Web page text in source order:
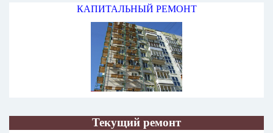
КАПИТАЛЬНЫЙ РЕМОНТ
Текущий ремонт